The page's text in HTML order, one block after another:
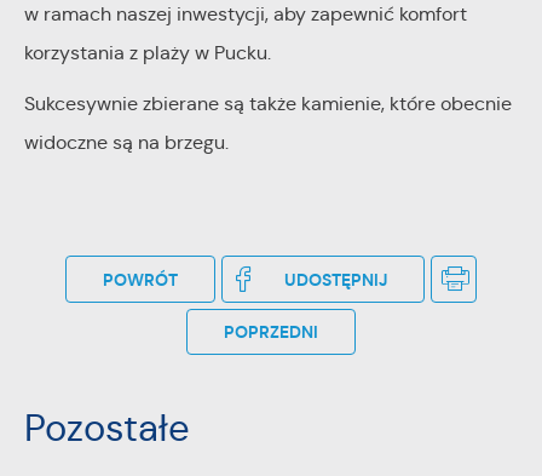
w ramach naszej inwestycji, aby zapewnić komfort
korzystania z plaży w Pucku.
Sukcesywnie zbierane są także kamienie, które obecnie
widoczne są na brzegu.
POWRÓT UDOSTĘPNIJ
POPRZEDNI
Pozostałe
postaci wiadomości, ofert, komunikatów mediów
społecznościowych.